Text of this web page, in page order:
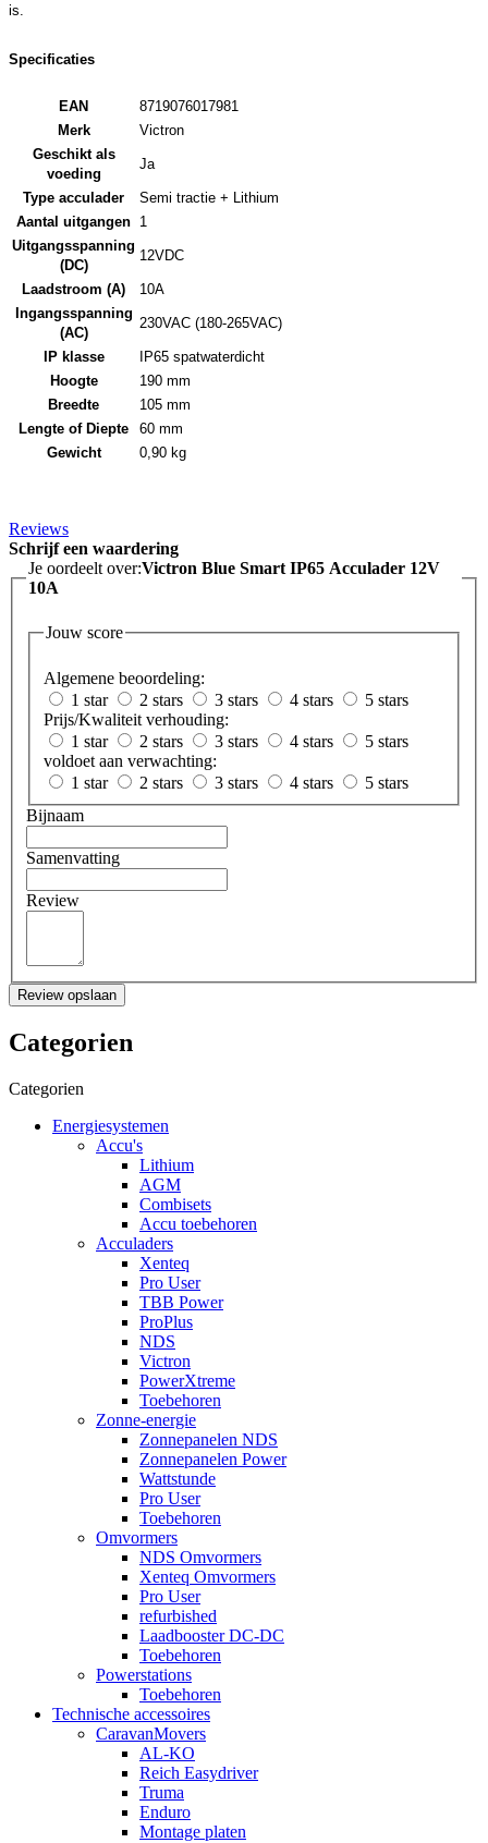
is.
Specificaties
EAN
8719076017981
Merk
Victron
Geschikt als
voeding
Ja
Type acculader
Semi tractie + Lithium
Aantal uitgangen 1
Uitgangsspanning
(DC)
12VDC
Laadstroom (A)
10A
Ingangsspanning
(AC)
230VAC (180-265VAC)
IP klasse
IP65 spatwaterdicht
Hoogte
190 mm
Breedte
105 mm
Lengte of Diepte
60 mm
Gewicht
0,90 kg
Reviews
Schrijf een waardering
Je oordeelt over:Victron Blue Smart IP65 Acculader 12V
10A
Jouw score
Algemene beoordeling:
1 star
2 stars 3 stars 4 stars
5 stars
Prijs/Kwaliteit verhouding:
1 star
2 stars 3 stars 4 stars
5 stars
voldoet aan verwachting:
1 star
2 stars 3 stars 4 stars
5 stars
Bijnaam
Samenvatting
Review
Review opslaan
Categorien
Categorien
Energiesystemen
Accu's
Lithium
AGM
Combisets
Accu toebehoren
Acculaders
Xenteq
Pro User
TBB Power
ProPlus
NDS
Victron
PowerXtreme
Toebehoren
Zonne-energie
Zonnepanelen NDS
Zonnepanelen Power
Wattstunde
Pro User
Toebehoren
Omvormers
NDS Omvormers
Xenteq Omvormers
Pro User
refurbished
Laadbooster DC-DC
Toebehoren
Powerstations
Toebehoren
Technische accessoires
CaravanMovers
AL-KO
Reich Easydriver
Truma
Enduro
Montage platen